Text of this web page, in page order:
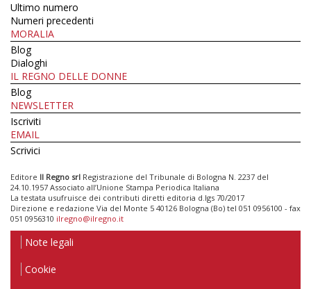
Ultimo numero
Numeri precedenti
MORALIA
Blog
Dialoghi
IL REGNO DELLE DONNE
Blog
NEWSLETTER
Iscriviti
EMAIL
Scrivici
Editore Il Regno srl Registrazione del Tribunale di Bologna N. 2237 del
24.10.1957 Associato all’Unione Stampa Periodica Italiana
La testata usufruisce dei contributi diretti editoria d.lgs 70/2017
Direzione e redazione Via del Monte 5 40126 Bologna (Bo) tel 051 0956100 - fax
051 0956310 ilregno@ilregno.it
Note legali
Cookie